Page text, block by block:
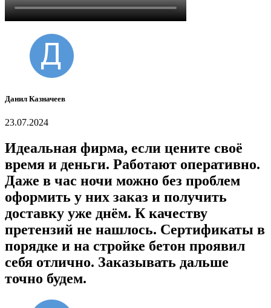
Данил Казначеев
23.07.2024
Идеальная фирма, если цените своё
время и деньги. Работают оперативно.
Даже в час ночи можно без проблем
оформить у них заказ и получить
доставку уже днём. К качеству
претензий не нашлось. Сертификаты в
порядке и на стройке бетон проявил
себя отлично. Заказывать дальше
точно будем.